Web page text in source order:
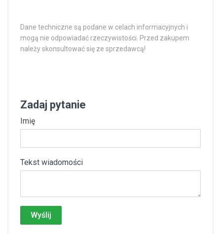
Dane techniczne są podane w celach informacyjnych i
mogą nie odpowiadać rzeczywistości. Przed zakupem
należy skonsultować się ze sprzedawcą!
Zadaj pytanie
Imię
Tekst wiadomości
Wyślij